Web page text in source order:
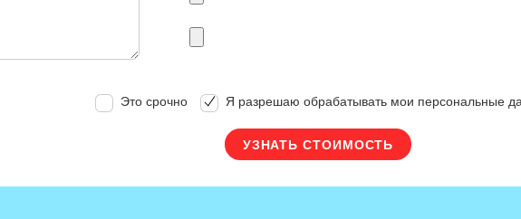
Это срочно Я разрешаю обрабатывать мои персональные